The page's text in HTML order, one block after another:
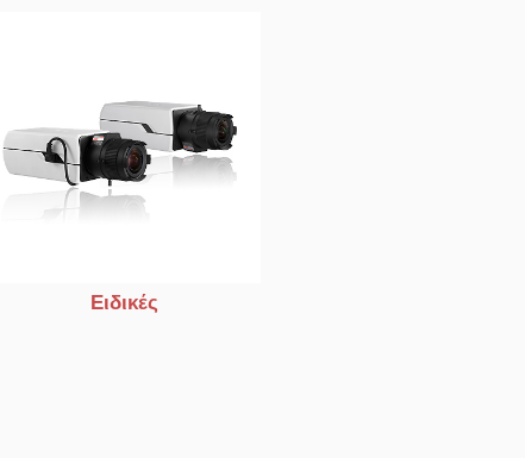
Ειδικές